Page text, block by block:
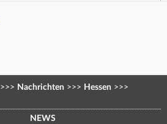
>>> Nachrichten >>> Hessen >>>
NEWS